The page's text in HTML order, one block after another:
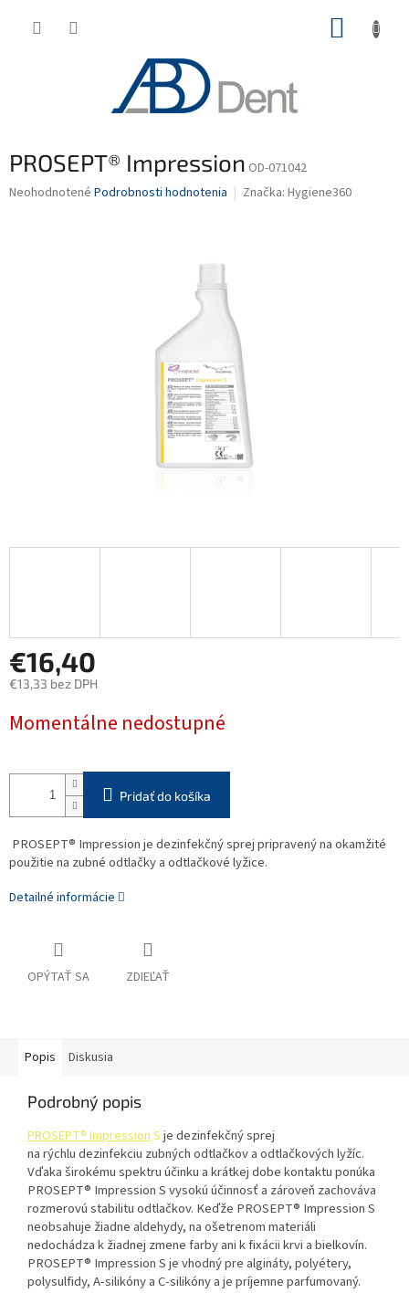
PROSEPT® Impression OD-071042
Priemerné
Neohodnotené Podrobnosti hodnotenia Značka: Hygiene360
€16,40
€13,33 bez DPH
cena:
Momentálne nedostupné
Pridať do košíka
PROSEPT® Impression je dezinfekčný sprej pripravený na okamžité
použitie na zubné odtlačky a odtlačkové lyžice.
Detailné informácie
OPÝTAŤ SA ZDIEĽAŤ
Popis Diskusia
Podrobný popis
PROSEPT® ImpressionS je dezinfekčný sprej
narýchludezinfekciu zubných odtlačkov a odtlačkových lyžíc.
Vďaka širokému spektru účinku a krátkej dobe kontaktu ponúka
PROSEPT® Impression S vysokú účinnosť a zároveň zachováva
rozmerovú stabilitu odtlačkov. Keďže PROSEPT® Impression S
neobsahuje žiadne aldehydy, na ošetrenom materiáli
nedochádza k žiadnej zmene farby ani k fixácii krvi a bielkovín.
PROSEPT® Impression S je vhodný pre algináty, polyétery,
polysulfidy, A-silikóny a C-silikóny a je príjemne parfumovaný.